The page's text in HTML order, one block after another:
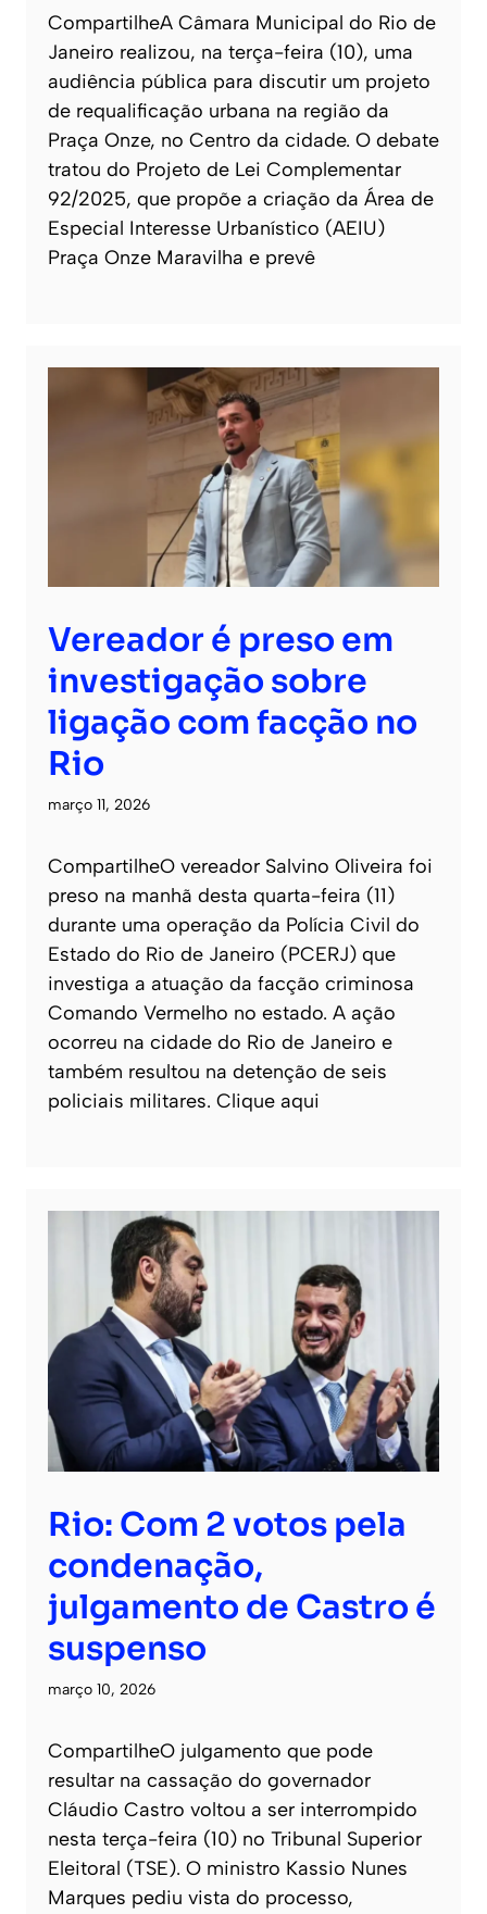
CompartilheA Câmara Municipal do Rio de
Janeiro realizou, na terça-feira (10), uma
audiência pública para discutir um projeto
de requalificação urbana na região da
Praça Onze, no Centro da cidade. O debate
tratou do Projeto de Lei Complementar
92/2025, que propõe a criação da Área de
Especial Interesse Urbanístico (AEIU)
Praça Onze Maravilha e prevê
Vereador é preso em
investigação sobre
ligação com facção no
Rio
março 11, 2026
CompartilheO vereador Salvino Oliveira foi
preso na manhã desta quarta-feira (11)
durante uma operação da Polícia Civil do
Estado do Rio de Janeiro (PCERJ) que
investiga a atuação da facção criminosa
Comando Vermelho no estado. A ação
ocorreu na cidade do Rio de Janeiro e
também resultou na detenção de seis
policiais militares. Clique aqui
Rio: Com 2 votos pela
condenação,
julgamento de Castro é
suspenso
março 10, 2026
CompartilheO julgamento que pode
resultar na cassação do governador
Cláudio Castro voltou a ser interrompido
nesta terça-feira (10) no Tribunal Superior
Eleitoral (TSE). O ministro Kassio Nunes
Marques pediu vista do processo,